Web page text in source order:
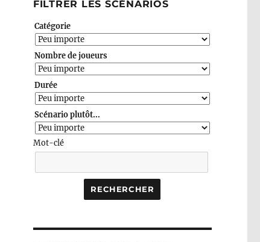
FILTRER LES SCÉNARIOS
Catégorie
Nombre de joueurs
Durée
Scénario plutôt...
Mot-clé